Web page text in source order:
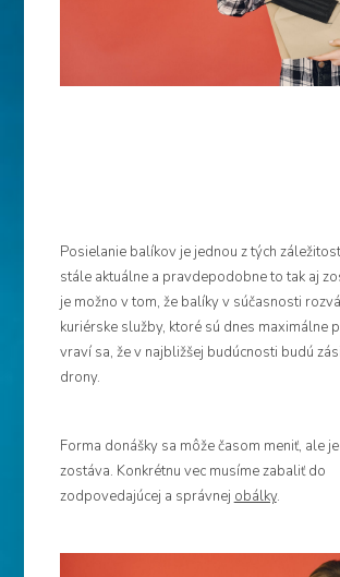
Posielanie balíkov je jednou z tých
stále aktuálne a pravdepodobne to tak aj
je možno v tom, že balíky v súčasnosti
kuriérske služby, ktoré sú dnes maximálne
vraví sa, že v najbližšej budúcnosti budú
drony.
Forma donášky sa môže časom meniť, ale
zostáva. Konkrétnu vec musíme zabaliť do
zodpovedajúcej a správnej obálky.